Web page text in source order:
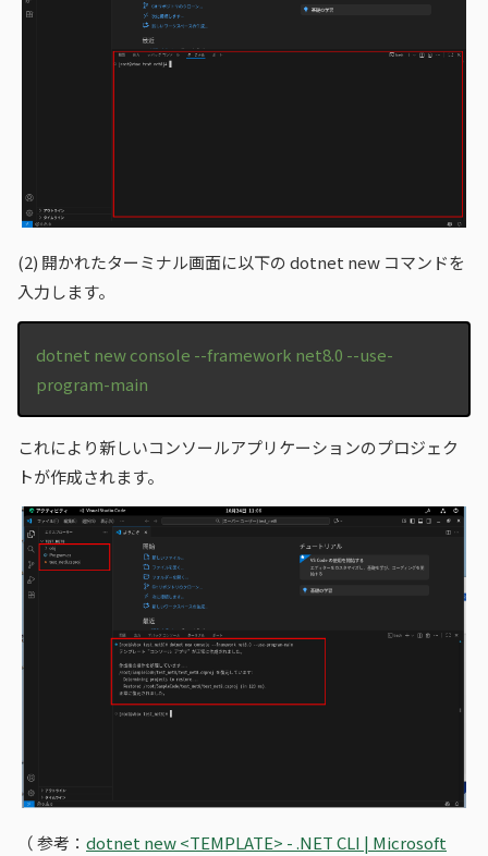
(2) 開かれたターミナル画面に以下の dotnet new コマンドを
入力します。
dotnet new console --framework net8.0 --use-
program-main
これにより新しいコンソールアプリケーションのプロジェク
トが作成されます。
（ 参考： dotnet new <TEMPLATE> - .NET CLI | Microsoft